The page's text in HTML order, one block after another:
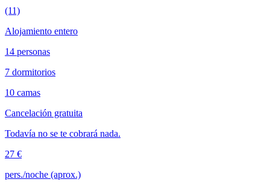
(11)
Alojamiento entero
14 personas
7 dormitorios
10 camas
Cancelación gratuita
Todavía no se te cobrará nada.
27 €
pers./noche (aprox.)